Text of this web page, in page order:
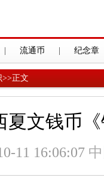
流通币 纪念章
>>正文
夏文钱币
11 16:06:07